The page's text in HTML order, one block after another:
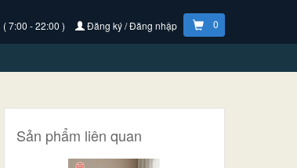
( 7:00 - 22:00 ) Đăng ký / Đăng nhập 0
Sản phẩm liên quan